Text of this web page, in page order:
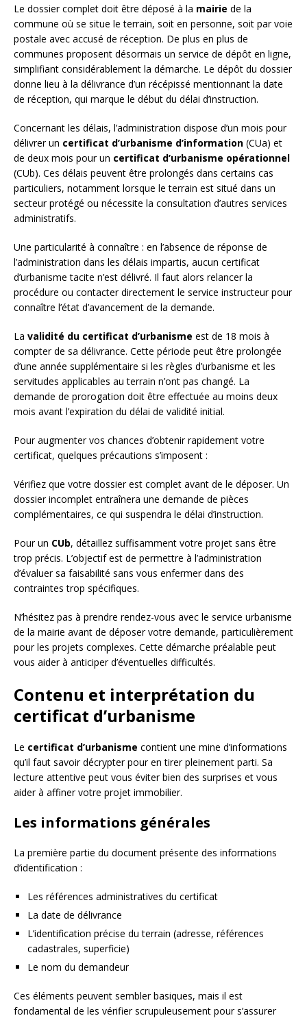
Le dossier complet doit être déposé à la mairie de la
commune où se situe le terrain, soit en personne, soit par voie
postale avec accusé de réception. De plus en plus de
communes proposent désormais un service de dépôt en ligne,
simplifiant considérablement la démarche. Le dépôt du dossier
donne lieu à la délivrance d’un récépissé mentionnant la date
de réception, qui marque le début du délai d’instruction.
Concernant les délais, l’administration dispose d’un mois pour
délivrer un certificat d’urbanisme d’information (CUa) et
de deux mois pour un certificat d’urbanisme opérationnel
(CUb). Ces délais peuvent être prolongés dans certains cas
particuliers, notamment lorsque le terrain est situé dans un
secteur protégé ou nécessite la consultation d’autres services
administratifs.
Une particularité à connaître : en l’absence de réponse de
l’administration dans les délais impartis, aucun certificat
d’urbanisme tacite n’est délivré. Il faut alors relancer la
procédure ou contacter directement le service instructeur pour
connaître l’état d’avancement de la demande.
La validité du certificat d’urbanisme est de 18 mois à
compter de sa délivrance. Cette période peut être prolongée
d’une année supplémentaire si les règles d’urbanisme et les
servitudes applicables au terrain n’ont pas changé. La
demande de prorogation doit être effectuée au moins deux
mois avant l’expiration du délai de validité initial.
Pour augmenter vos chances d’obtenir rapidement votre
certificat, quelques précautions s’imposent :
Vérifiez que votre dossier est complet avant de le déposer. Un
dossier incomplet entraînera une demande de pièces
complémentaires, ce qui suspendra le délai d’instruction.
Pour un CUb, détaillez suffisamment votre projet sans être
trop précis. L’objectif est de permettre à l’administration
d’évaluer sa faisabilité sans vous enfermer dans des
contraintes trop spécifiques.
N’hésitez pas à prendre rendez-vous avec le service urbanisme
de la mairie avant de déposer votre demande, particulièrement
pour les projets complexes. Cette démarche préalable peut
vous aider à anticiper d’éventuelles difficultés.
Contenu et interprétation du
certificat d’urbanisme
Le certificat d’urbanisme contient une mine d’informations
qu’il faut savoir décrypter pour en tirer pleinement parti. Sa
lecture attentive peut vous éviter bien des surprises et vous
aider à affiner votre projet immobilier.
Les informations générales
La première partie du document présente des informations
d’identification :
Les références administratives du certificat
La date de délivrance
L’identification précise du terrain (adresse, références
cadastrales, superficie)
Le nom du demandeur
Ces éléments peuvent sembler basiques, mais il est
fondamental de les vérifier scrupuleusement pour s’assurer